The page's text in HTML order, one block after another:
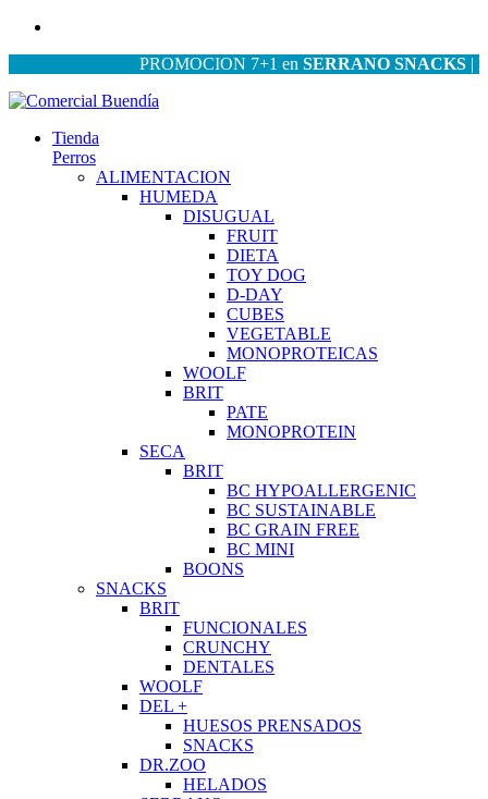
PROMOCION 7+1 enSERRANO SNACKS|
Tienda
Perros
ALIMENTACION
HUMEDA
DISUGUAL
FRUIT
DIETA
TOY DOG
D-DAY
CUBES
VEGETABLE
MONOPROTEICAS
WOOLF
BRIT
PATE
MONOPROTEIN
SECA
BRIT
BC HYPOALLERGENIC
BC SUSTAINABLE
BC GRAIN FREE
BC MINI
BOONS
SNACKS
BRIT
FUNCIONALES
CRUNCHY
DENTALES
WOOLF
DEL +
HUESOS PRENSADOS
SNACKS
DR.ZOO
HELADOS